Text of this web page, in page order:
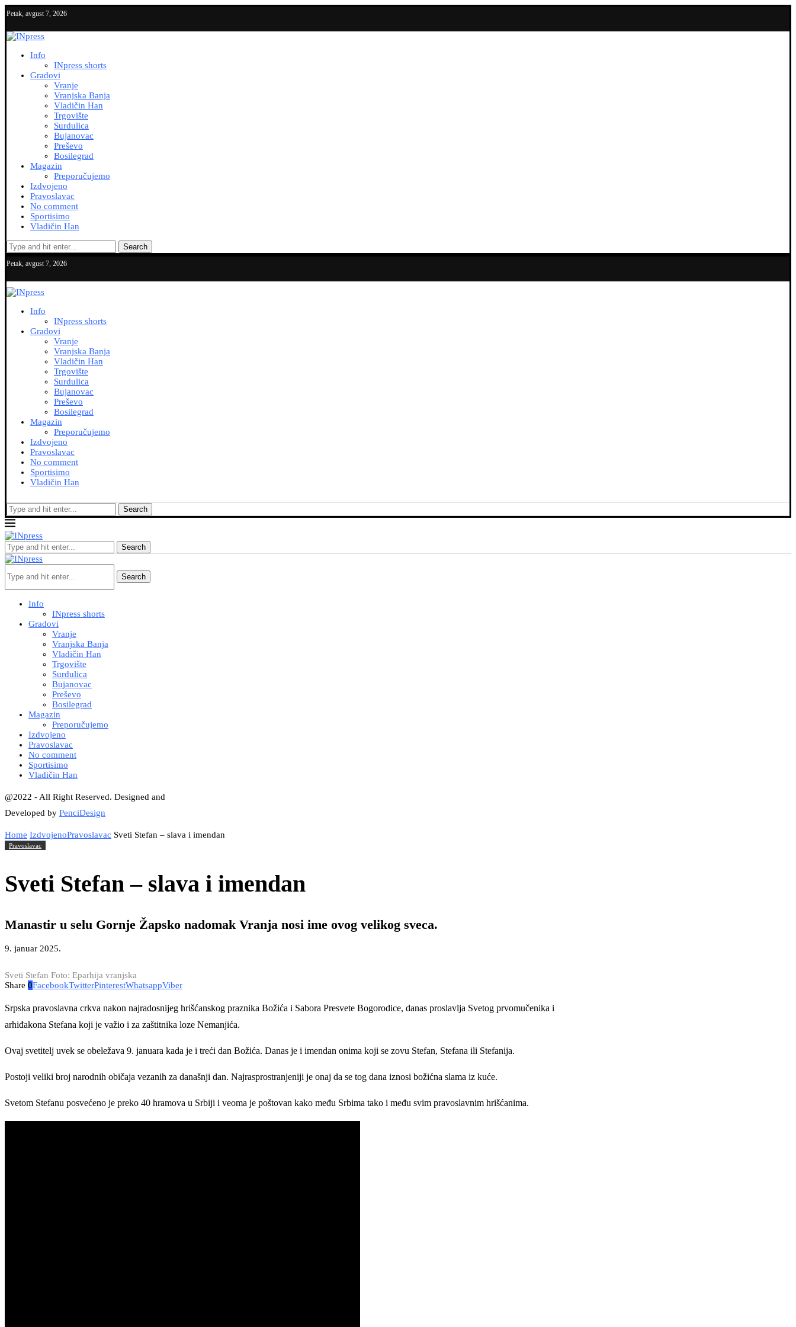
Petak, avgust 7, 2026
Info
INpress shorts
Gradovi
Vranje
Vranjska Banja
Vladičin Han
Trgovište
Surdulica
Bujanovac
Preševo
Bosilegrad
Magazin
Preporučujemo
Izdvojeno
Pravoslavac
No comment
Sportisimo
Vladičin Han
Search
Petak, avgust 7, 2026
Info
INpress shorts
Gradovi
Vranje
Vranjska Banja
Vladičin Han
Trgovište
Surdulica
Bujanovac
Preševo
Bosilegrad
Magazin
Preporučujemo
Izdvojeno
Pravoslavac
No comment
Sportisimo
Vladičin Han
Search
Search
Search
Info
INpress shorts
Gradovi
Vranje
Vranjska Banja
Vladičin Han
Trgovište
Surdulica
Bujanovac
Preševo
Bosilegrad
Magazin
Preporučujemo
Izdvojeno
Pravoslavac
No comment
Sportisimo
Vladičin Han
@2022 - All Right Reserved. Designed and
Developed by PenciDesign
Home IzdvojenoPravoslavac Sveti Stefan – slava i imendan
Pravoslavac
Sveti Stefan – slava i imendan
Manastir u selu Gornje Žapsko nadomak Vranja nosi ime ovog velikog sveca.
9. januar 2025.
Sveti Stefan Foto: Eparhija vranjska
Share 0FacebookTwitterPinterestWhatsappViber
Srpska pravoslavna crkva nakon najradosnijeg hrišćanskog praznika Božića i Sabora Presvete Bogorodice, danas proslavlja Svetog prvomučenika i
arhiđakona Stefana koji je važio i za zaštitnika loze Nemanjića.
Ovaj svetitelj uvek se obeležava 9. januara kada je i treći dan Božića. Danas je i imendan onima koji se zovu Stefan, Stefana ili Stefanija.
Postoji veliki broj narodnih običaja vezanih za današnji dan. Najrasprostranjeniji je onaj da se tog dana iznosi božićna slama iz kuće.
Svetom Stefanu posvećeno je preko 40 hramova u Srbiji i veoma je poštovan kako među Srbima tako i među svim pravoslavnim hrišćanima.